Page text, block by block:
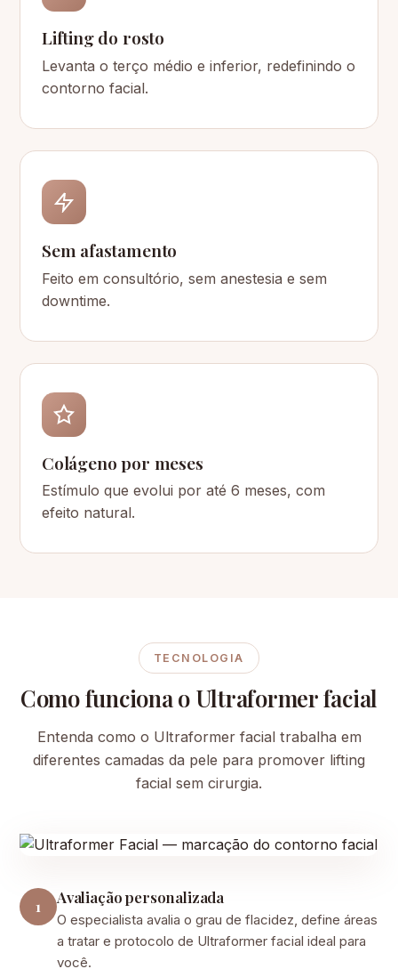
Lifting do rosto
Levanta o terço médio e inferior, redefinindo o
contorno facial.
Sem afastamento
Feito em consultório, sem anestesia e sem
downtime.
Colágeno por meses
Estímulo que evolui por até 6 meses, com
efeito natural.
TECNOLOGIA
Como funciona o Ultraformer facial
Entenda como o Ultraformer facial trabalha em
diferentes camadas da pele para promover lifting
facial sem cirurgia.
1 Avaliação personalizada
O especialista avalia o grau de flacidez, define áreas
a tratar e protocolo de Ultraformer facial ideal para
você.